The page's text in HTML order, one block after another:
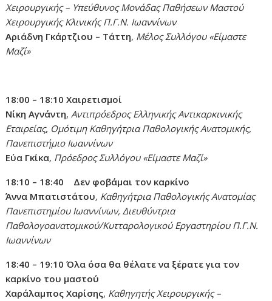
Χειρουργικής – Υπεύθυνος Μονάδας Παθήσεων Μαστού
Χειρουργικής Κλινικής Π.Γ.Ν. Ιωαννίνων
Αριάδνη Γκάρτζιου – Τάττη, Μέλος Συλλόγου «Είμαστε
Μαζί»
18:00 – 18:10Χαιρετισμοί
Νίκη Αγνάντη,Αντιπρόεδρος Ελληνικής Αντικαρκινικής
Εταιρείας, Ομότιμη Καθηγήτρια Παθολογικής Ανατομικής,
Πανεπιστήμιο Ιωαννίνων
Εύα Γκίκα, Πρόεδρος Συλλόγου «Είμαστε Μαζί»
18:10 – 18:40 Δεν φοβάμαι τον καρκίνο
Άννα Μπατιστάτου, Καθηγήτρια Παθολογικής Ανατομίας
Πανεπιστημίου Ιωαννίνων, Διευθύντρια
Παθολογοανατομικού/Κυτταρολογικού Εργαστηρίου Π.Γ.Ν.
Ιωαννίνων
18:40 – 19:10 Όλα όσα θα θέλατε να ξέρατε για τον
καρκίνο του μαστού
Χαράλαμπος Χαρίσης, Καθηγητής Χειρουργικής –